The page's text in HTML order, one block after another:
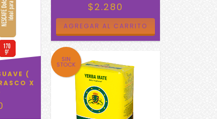
$2.280
(
X
SIN
STOCK